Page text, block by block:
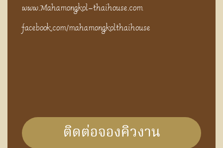
www.Mahamongkol-thaihouse.com
facebook.com/mahamongkolthaihouse
ติดต่อจองคิวงาน